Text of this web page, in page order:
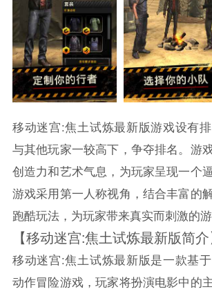
移动迷宫:焦土试炼最新版游戏设有
与其他玩家一较高下，争夺排名。游
创造力和艺术气息，为玩家呈现一个
游戏采用第一人称视角，结合丰富的
跑酷玩法，为玩家带来真实而刺激的游
【移动迷宫:焦土试炼最新版简介
移动迷宫:焦土试炼最新版是一款基
动作冒险游戏，玩家将扮演电影中的